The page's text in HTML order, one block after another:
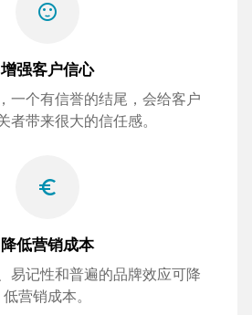
sentiment_satisfied
增强客户信心
一个有信誉的结尾，会给客户
者带来很大的信任感。
euro_symbol
降低营销成本
易记性和普遍的品牌效应可降
低营销成本。